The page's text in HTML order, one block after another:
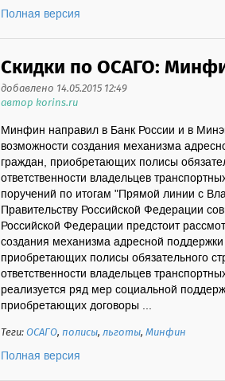
Полная версия
Скидки по ОСАГО:
добавлено 14.05.2015 12:49
автор korins.ru
Минфин направил в Банк России и в
возможности создания механизма
граждан, приобретающих полисы
ответственности владельцев
поручений по итогам "Прямой линии с
Правительству Российской Федерации
Российской Федерации предстоит
создания механизма адресной
приобретающих полисы обязательного
ответственности владельцев
реализуется ряд мер социальной
приобретающих договоры ...
Теги:ОСАГО,полисы,льготы,Минфин
Полная версия